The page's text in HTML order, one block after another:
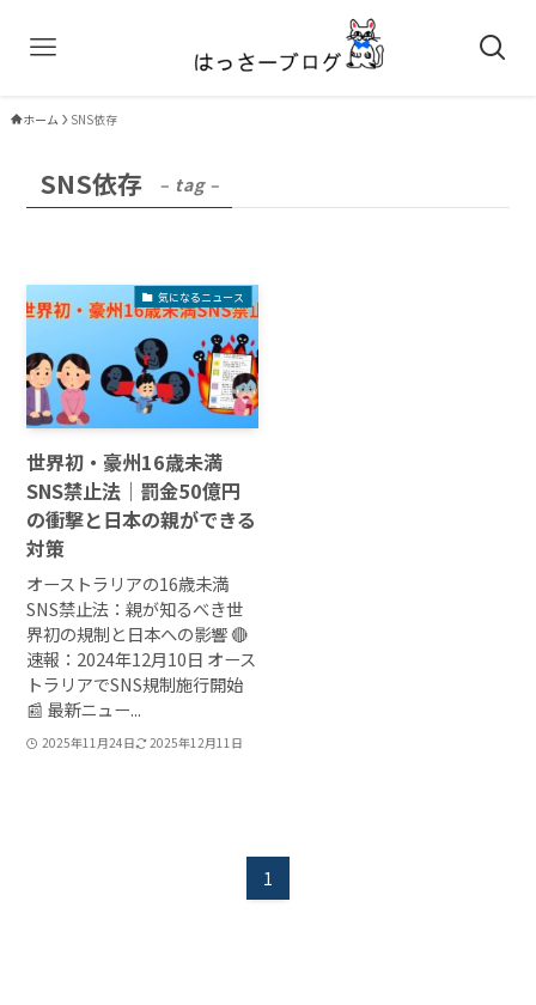
ホーム SNS依存
SNS依存 – tag –
気になるニュース
世界初・豪州16歳未満
SNS禁止法｜罰金50億円
の衝撃と日本の親ができる
対策
オーストラリアの16歳未満
SNS禁止法：親が知るべき世
界初の規制と日本への影響 🔴
速報：2024年12月10日 オース
トラリアでSNS規制施行開始
📰 最新ニュー...
2025年11月24日 2025年12月11日
1